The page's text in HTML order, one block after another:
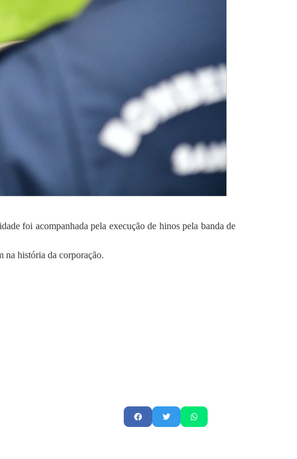
foi acompanhada pela execução de hinos pela banda de
na história da corporação.